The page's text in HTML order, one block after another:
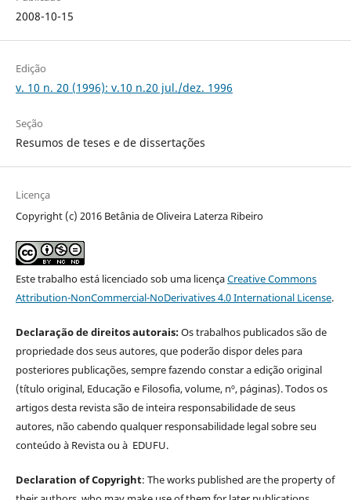
2008-10-15
Edição
v. 10 n. 20 (1996): v.10 n.20 jul./dez. 1996
Seção
Resumos de teses e de dissertações
Licença
Copyright (c) 2016 Betânia de Oliveira Laterza Ribeiro
Este trabalho está licenciado sob uma licençaCreative Commons
Attribution-NonCommercial-NoDerivatives 4.0 International License.
Declaração de direitos autorais:Os trabalhos publicados são de
propriedade dos seus autores, que poderão dispor deles para
posteriores publicações, sempre fazendo constar a edição original
(título original, Educação e Filosofia, volume, nº, páginas). Todos os
artigos desta revista são de inteira responsabilidade de seus
autores, não cabendo qualquer responsabilidade legal sobre seu
conteúdo à Revista ou à EDUFU.
Declaration of Copyright: The works published are the property of